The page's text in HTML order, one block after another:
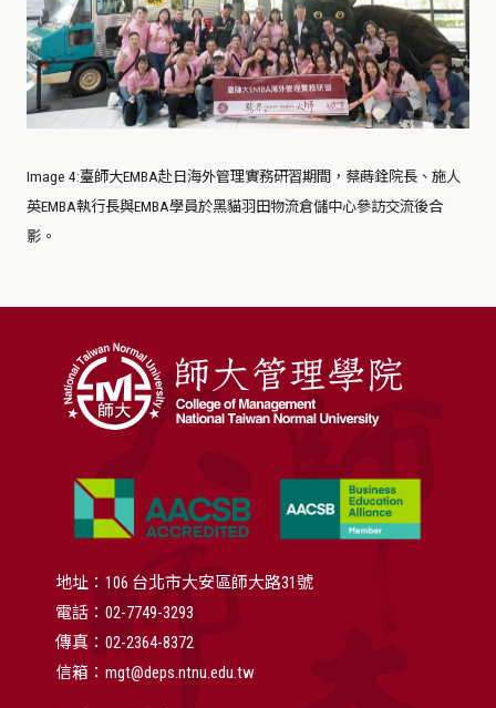
Image 4:臺師大EMBA赴日海外管理實務研習期間，蔡蒔銓院長、施人
英EMBA執行長與EMBA學員於黑貓羽田物流倉儲中心參訪交流後合
影。
地址：106 台北市大安區師大路31號
電話：02-7749-3293
傳真：02-2364-8372
信箱：mgt@deps.ntnu.edu.tw